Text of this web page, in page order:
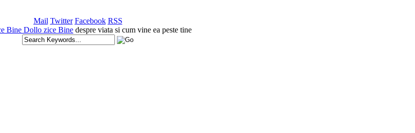
Mail Twitter Facebook RSS
Dollo zice Bine despre viata si cum vine ea peste tine